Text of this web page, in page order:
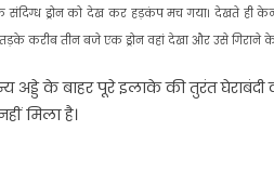
ड्रोन को देख कर हड़कंप मच गया। देखते ही
करीब तीन बजे एक ड्रोन वहां देखा और उसे गिराने
अड्डे के बाहर पूरे इलाके की तुरंत
मिला है।